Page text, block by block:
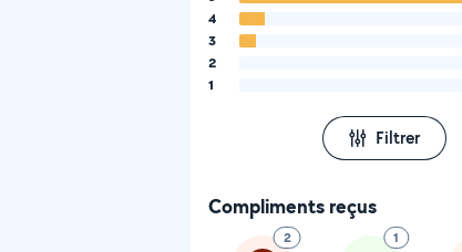
4
3
2
1
Filtrer
Compliments reçus
2 1